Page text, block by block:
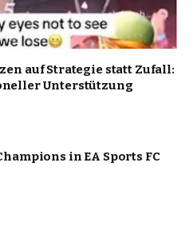
auf Strategie statt Zufall:
Unterstützung
in EA Sports FC